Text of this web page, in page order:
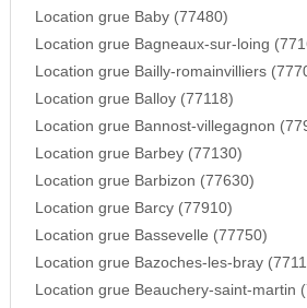
Location grue Baby (77480)
Location grue Bagneaux-sur-loing
Location grue Bailly-romainvilliers
Location grue Balloy (77118)
Location grue Bannost-villegagnon
Location grue Barbey (77130)
Location grue Barbizon (77630)
Location grue Barcy (77910)
Location grue Bassevelle (77750)
Location grue Bazoches-les-bray
Location grue Beauchery-saint-martin